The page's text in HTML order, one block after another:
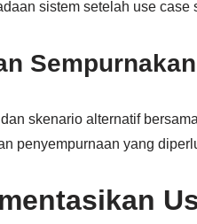
sistem setelah use case
skenario alternatif
penyempurnaan yang